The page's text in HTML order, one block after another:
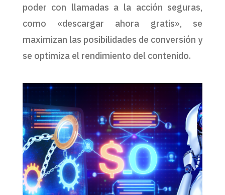
poder con llamadas a la acción seguras,
como «descargar ahora gratis», se
maximizan las posibilidades de conversión y
se optimiza el rendimiento del contenido.